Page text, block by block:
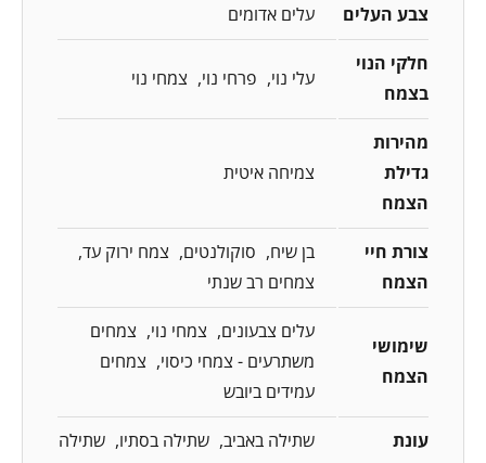
צבע העלים עלים אדומים
חלקי הנוי
בצמח
עלי נוי פרחי נוי צמחי נוי
מהירות
גדילת
הצמח
צמיחה איטית
צורת חיי
הצמח
בן שיח סוקולנטים
צמח ירוק עד
צמחים רב שנתי
שימושי
הצמח
עלים צבעונים צמחי נוי
צמחים
משתרעים - צמחי כיסוי
צמחים
עמידים ביובש
עונת
שתילה באביב שתילה בסתיו
שתילה